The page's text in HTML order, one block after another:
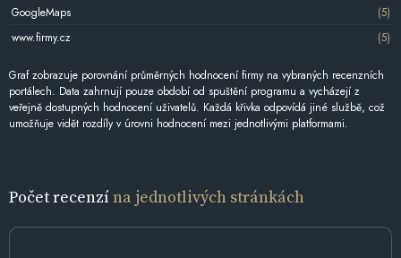
GoogleMaps
(5)
www.firmy.cz
(5)
Graf zobrazuje porovnání průměrných hodnocení firmy na vybraných recenzních
portálech. Data zahrnují pouze období od spuštění programu a vycházejí z
veřejně dostupných hodnocení uživatelů. Každá křivka odpovídá jiné službě, což
umožňuje vidět rozdíly v úrovni hodnocení mezi jednotlivými platformami.
Počet recenzína jednotlivých stránkách